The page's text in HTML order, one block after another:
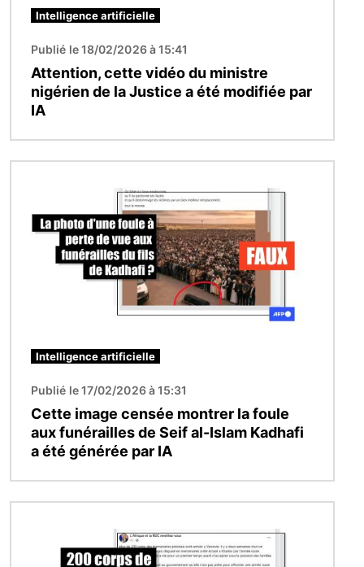
Intelligence artificielle
Publié le 18/02/2026 à 15:41
Attention, cette vidéo du ministre
nigérien de la Justice a été modifiée par
IA
Intelligence artificielle
Publié le 17/02/2026 à 15:31
Cette image censée montrer la foule
aux funérailles de Seif al-Islam Kadhafi
a été générée par IA